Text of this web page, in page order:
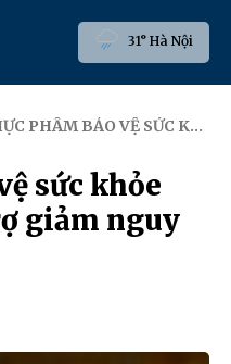
31° Hà Nội
BẢO VỆ SỨC KHỎE COTRIAN - HỖ TRỢ GIẢM NGUY CƠ BỊ TRĨ
sức khỏe
giảm nguy